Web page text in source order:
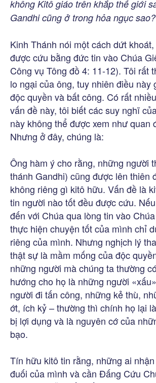
không Kitô giáo trên khắp thế giới
Gandhi cũng ở trong hỏa ngục sao?
Kinh Thánh nói một cách dứt
được cứu bằng đức tin vào Chúa
Công vụ Tông đồ 4: 11-12). Tôi rất
lo ngại của ông, tuy nhiên điều này
độc quyền và bất công. Có rất
vấn đề này, tôi biết các suy nghĩ
này không thể được xem như quan
Nhưng ở đây, chúng là:
Ông hàm ý cho rằng, những người
thánh Gandhi) cũng được lên thiên
không riêng gì kitô hữu. Vấn đề là
tin người nào tốt đều được cứu.
đến với Chúa qua lòng tin vào
thực hiện chuyện tốt của mình chỉ
riêng của mình. Nhưng nghịch lý
thật sự là mầm mống của độc
những người mà chúng ta thường
hướng cho họ là những người
người đi tấn công, những kẻ thù,
ớt, ích kỷ – thường thì chính họ lại
bị lợi dụng và là nguyên cớ của
bạo.
Tín hữu kitô tin rằng, những ai
đuối của mình và cần Đấng Cứu